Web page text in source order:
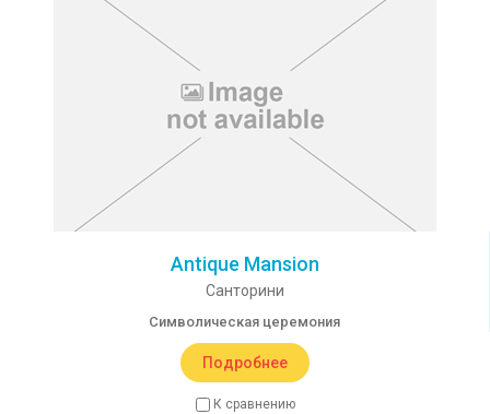
Antique Mansion
Санторини
Символическая церемония
Подробнее
К сравнению